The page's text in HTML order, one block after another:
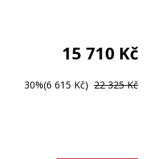
15 710 Kč
30%(6 615 Kč) 22 325 Kč